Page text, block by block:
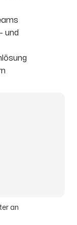
und
an